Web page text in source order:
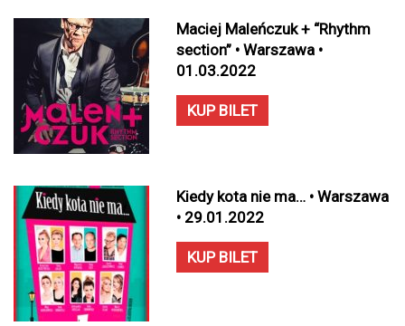
Maciej Maleńczuk + “Rhythm
section” • Warszawa •
01.03.2022
KUP BILET
Kiedy kota nie ma… • Warszawa
• 29.01.2022
KUP BILET